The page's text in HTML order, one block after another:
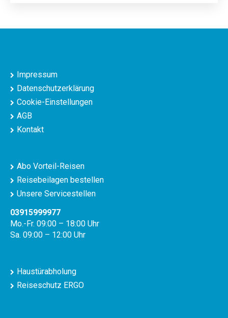
Impressum
Datenschutzerklärung
Cookie-Einstellungen
AGB
Kontakt
Abo Vorteil-Reisen
Reisebeilagen bestellen
Unsere Servicestellen
03915999977
Mo.-Fr. 09:00 – 18:00 Uhr
Sa. 09:00 – 12:00 Uhr
Haustürabholung
Reiseschutz ERGO